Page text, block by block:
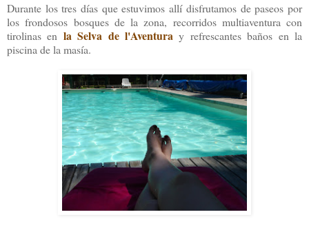
Durante los tres días que estuvimos allí disfrutamos de paseos por
los frondosos bosques de la zona, recorridos multiaventura con
tirolinas en la Selva de l'Aventura y refrescantes baños en la
piscina de la masía.